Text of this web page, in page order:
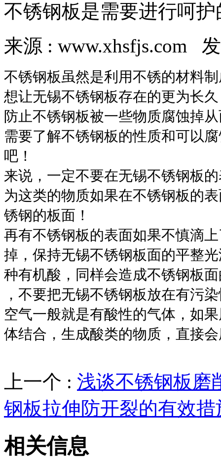
不锈钢板是需要进行呵护
来源 : www.xhsfjs.com
不锈钢板虽然是利用不锈的材料
想让无锡不锈钢板存在的更为长
防止不锈钢板被一些物质腐蚀掉
需要了解不锈钢板的性质和可以
吧！
来说，一定不要在无锡不锈钢板
为这类的物质如果在不锈钢板的
锈钢的板面！
再有不锈钢板的表面如果不慎滴
掉，保持无锡不锈钢板面的平整
种有机酸，同样会造成不锈钢板
，不要把无锡不锈钢板放在有污
空气一般就是有酸性的气体，如
体结合，生成酸类的物质，直接
上一个 : 浅谈不锈钢板磨
钢板拉伸防开裂的有效措
相关信息